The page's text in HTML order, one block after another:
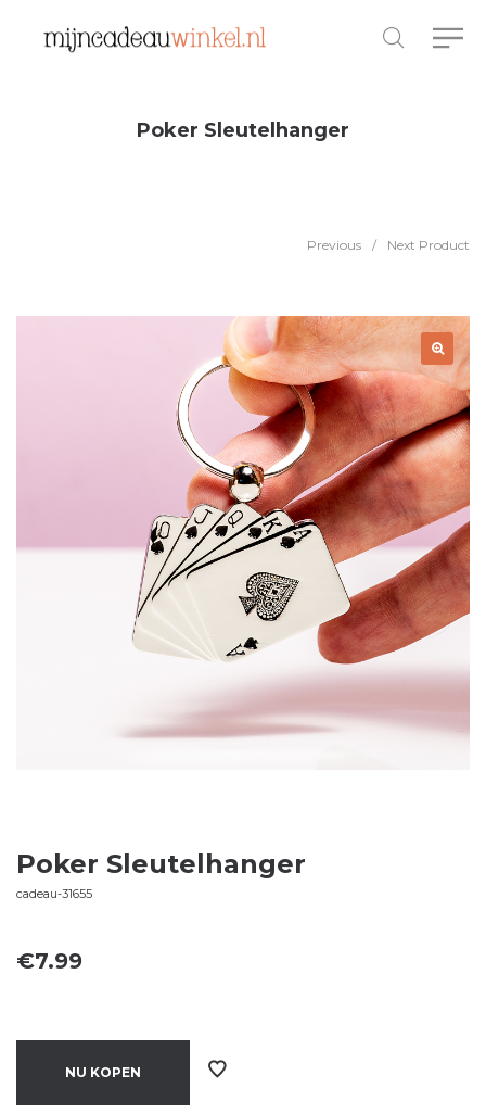
Poker Sleutelhanger
Previous / Next Product
Poker Sleutelhanger
cadeau-31655
€7.99
NU KOPEN